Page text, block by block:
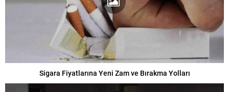
Sigara Fiyatlarına Yeni Zam ve Bırakma Yolları